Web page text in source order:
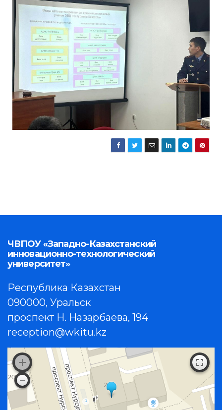
ЧВПОУ «Западно-Казахстанский
инновационно-технологический
университет»
Республика Казахстан
090000, Уральск
проспект Н. Назарбаева, 194
reception@wkitu.kz